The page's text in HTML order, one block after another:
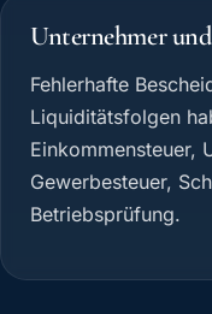
Unternehmer
Fehlerhafte
Liquiditätsfolgen
Einkommensteuer,
Gewerbesteuer,
Betriebsprüfung.